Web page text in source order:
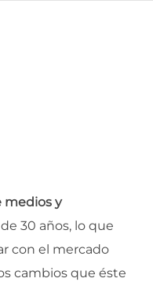
medios y
30 años, lo que
con el mercado
cambios que éste